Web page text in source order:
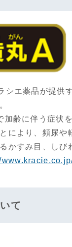
エ薬品が提供
加齢に伴う症状
により、頻尿
かすみ目、し
て